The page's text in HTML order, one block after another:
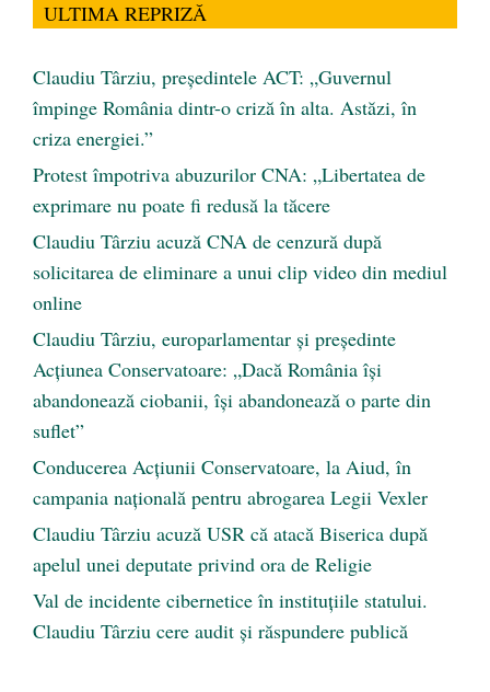
ULTIMA REPRIZĂ
Claudiu Târziu, președintele ACT: „Guvernul
împinge România dintr-o criză în alta. Astăzi, în
criza energiei.”
Protest împotriva abuzurilor CNA: „Libertatea de
exprimare nu poate fi redusă la tăcere
Claudiu Târziu acuză CNA de cenzură după
solicitarea de eliminare a unui clip video din mediul
online
Claudiu Târziu, europarlamentar și președinte
Acțiunea Conservatoare: „Dacă România își
abandonează ciobanii, își abandonează o parte din
suflet”
Conducerea Acțiunii Conservatoare, la Aiud, în
campania națională pentru abrogarea Legii Vexler
Claudiu Târziu acuză USR că atacă Biserica după
apelul unei deputate privind ora de Religie
Val de incidente cibernetice în instituțiile statului.
Claudiu Târziu cere audit și răspundere publică